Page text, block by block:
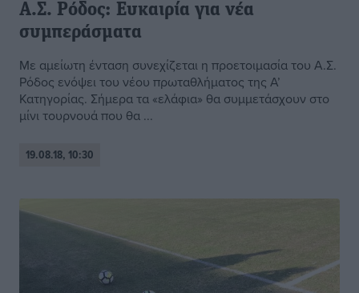
Α.Σ. Ρόδος: Ευκαιρία για νέα
συμπεράσματα
Με αμείωτη ένταση συνεχίζεται η προετοιμασία του Α.Σ.
Ρόδος ενόψει του νέου πρωταθλήματος της Α’
Κατηγορίας. Σήμερα τα «ελάφια» θα συμμετάσχουν στο
μίνι τουρνουά που θα ...
19.08.18, 10:30